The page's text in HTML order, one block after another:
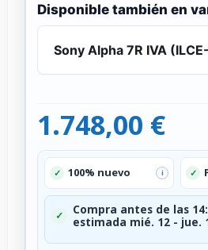
Disponible también en
Sony Alpha 7R IVA
1.748,00 €
✓ 100% nuevo i ✓
✓
Compra antes de las
estimada mié. 12 - jue.